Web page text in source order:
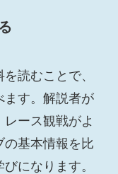
読むことで、
ます。解説者が
ース観戦がよ
の基本情報を比
になります。